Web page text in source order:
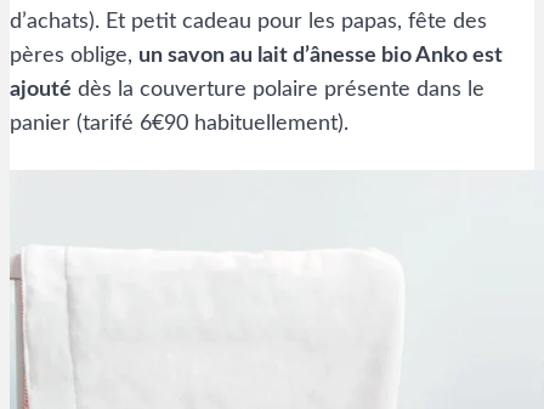
d’achats). Et petit cadeau pour les papas, fête des
pères oblige, un savon au lait d’ânesse bio Anko est
ajouté dès la couverture polaire présente dans le
panier (tarifé 6€90 habituellement).